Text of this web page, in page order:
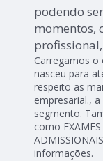
podendo
momentos,
Carregamos o
nasceu para
respeito as
empresarial.,
segmento.
como
informações.